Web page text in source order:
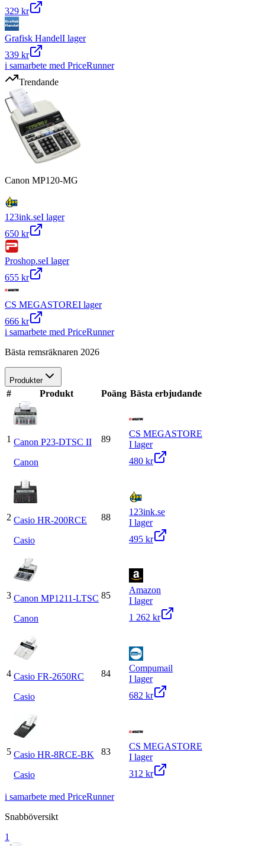
329 kr
Grafisk HandelI lager
339 kr
i samarbete med PriceRunner
Trendande
Canon MP120-MG
123ink.seI lager
650 kr
Proshop.seI lager
655 kr
CS MEGASTOREI lager
666 kr
i samarbete med PriceRunner
Bästa remsräknaren 2026
Produkter
# Produkt Poäng Bästa erbjudande
1 Canon P23-DTSC II
Canon
89
CS MEGASTORE
I lager
480 kr
2 Casio HR-200RCE
Casio
88
123ink.se
I lager
495 kr
3 Canon MP1211-LTSC
Canon
85
Amazon
I lager
1 262 kr
4 Casio FR-2650RC
Casio
84
Compumail
I lager
682 kr
5 Casio HR-8RCE-BK
Casio
83
CS MEGASTORE
I lager
312 kr
i samarbete med PriceRunner
Snabböversikt
1